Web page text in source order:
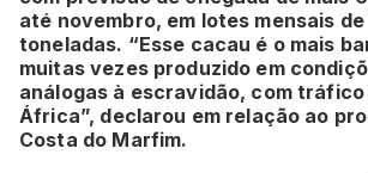
até novembro, em lotes mensais de
toneladas. “Esse cacau é o mais
muitas vezes produzido em
análogas à escravidão, com
África”, declarou em relação ao
Costa do Marfim.